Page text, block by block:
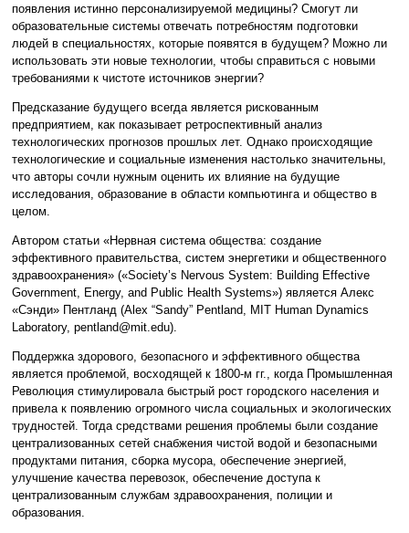
появления истинно персонализируемой медицины? Смогут ли
образовательные системы отвечать потребностям подготовки
людей в специальностях, которые появятся в будущем? Можно ли
использовать эти новые технологии, чтобы справиться с новыми
требованиями к чистоте источников энергии?
Предсказание будущего всегда является рискованным
предприятием, как показывает ретроспективный анализ
технологических прогнозов прошлых лет. Однако происходящие
технологические и социальные изменения настолько значительны,
что авторы сочли нужным оценить их влияние на будущие
исследования, образование в области компьютинга и общество в
целом.
Автором статьи «Нервная система общества: создание
эффективного правительства, систем энергетики и общественного
здравоохранения» («Society’s Nervous System: Building Effective
Government, Energy, and Public Health Systems») является Алекс
«Сэнди» Пентланд (Alex “Sandy” Pentland, MIT Human Dynamics
Laboratory, pentland@mit.edu).
Поддержка здорового, безопасного и эффективного общества
является проблемой, восходящей к 1800-м гг., когда Промышленная
Революция стимулировала быстрый рост городского населения и
привела к появлению огромного числа социальных и экологических
трудностей. Тогда средствами решения проблемы были создание
централизованных сетей снабжения чистой водой и безопасными
продуктами питания, сборка мусора, обеспечение энергией,
улучшение качества перевозок, обеспечение доступа к
централизованным службам здравоохранения, полиции и
образования.